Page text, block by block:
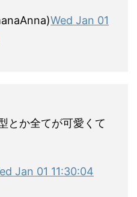
Wed Jan 01
とか全てが可愛くて
Jan 01 11:30:04